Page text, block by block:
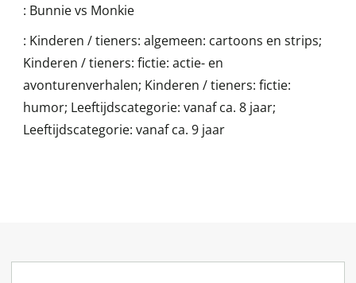
: Bunnie vs Monkie
: Kinderen / tieners: algemeen: cartoons en strips;
Kinderen / tieners: fictie: actie- en
avonturenverhalen; Kinderen / tieners: fictie:
humor; Leeftijdscategorie: vanaf ca. 8 jaar;
Leeftijdscategorie: vanaf ca. 9 jaar